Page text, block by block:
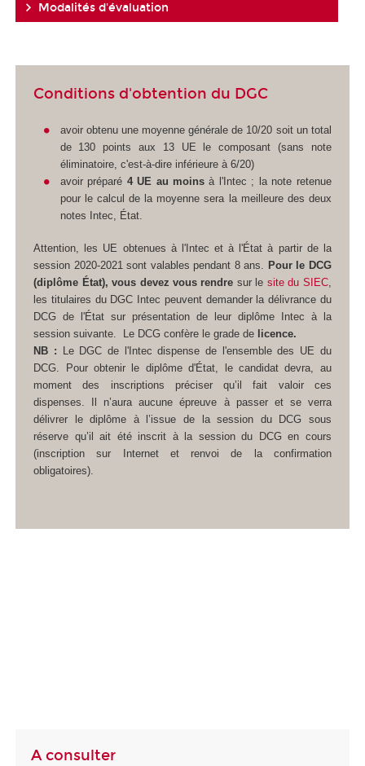
Modalités d'évaluation
Conditions d'obtention du DGC
avoir obtenu une moyenne générale de 10/20 soit un total
de 130 points aux 13 UE le composant (sans note
éliminatoire, c'est-à-dire inférieure à 6/20)
avoir préparé 4 UE au moins à l'Intec ; la note retenue
pour le calcul de la moyenne sera la meilleure des deux
notes Intec, État.
Attention, les UE obtenues à l'Intec et à l'État à partir de la
session 2020-2021 sont valables pendant 8 ans. Pour le DCG
(diplôme État), vous devez vous rendre sur le site du SIEC,
les titulaires du DGC Intec peuvent demander la délivrance du
DCG de l'État sur présentation de leur diplôme Intec à la
session suivante.
Le DCG confère le grade de licence.
NB : Le DGC de l'Intec dispense de l'ensemble des UE du
DCG. Pour obtenir le diplôme d'État, le candidat devra, au
moment des inscriptions préciser qu’il fait valoir ces
dispenses. Il n’aura aucune épreuve à passer et se verra
délivrer le diplôme à l’issue de la session du DCG sous
réserve qu’il ait été inscrit à la session du DCG en cours
(inscription sur Internet et renvoi de la confirmation
obligatoires).
A consulter